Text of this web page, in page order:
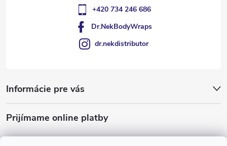
+420 734 246 686
Dr.NekBodyWraps
dr.nekdistributor
Informácie pre vás
Prijímame online platby